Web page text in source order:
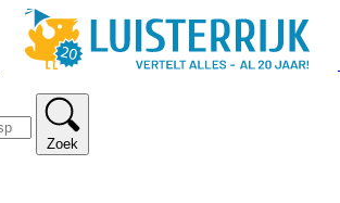
Zoek